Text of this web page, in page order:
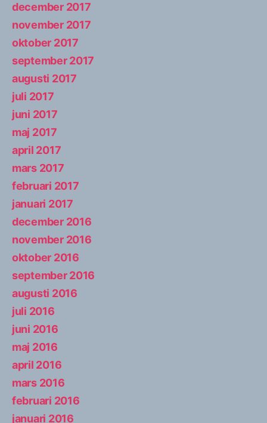
december 2017
november 2017
oktober 2017
september 2017
augusti 2017
juli 2017
juni 2017
maj 2017
april 2017
mars 2017
februari 2017
januari 2017
december 2016
november 2016
oktober 2016
september 2016
augusti 2016
juli 2016
juni 2016
maj 2016
april 2016
mars 2016
februari 2016
januari 2016